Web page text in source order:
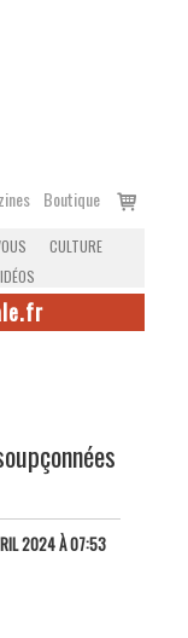
Boutique
Voir
CULTURE
2024 À 07:53